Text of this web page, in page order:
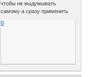
чтобы не выдумывать
самому а сразу применить
0